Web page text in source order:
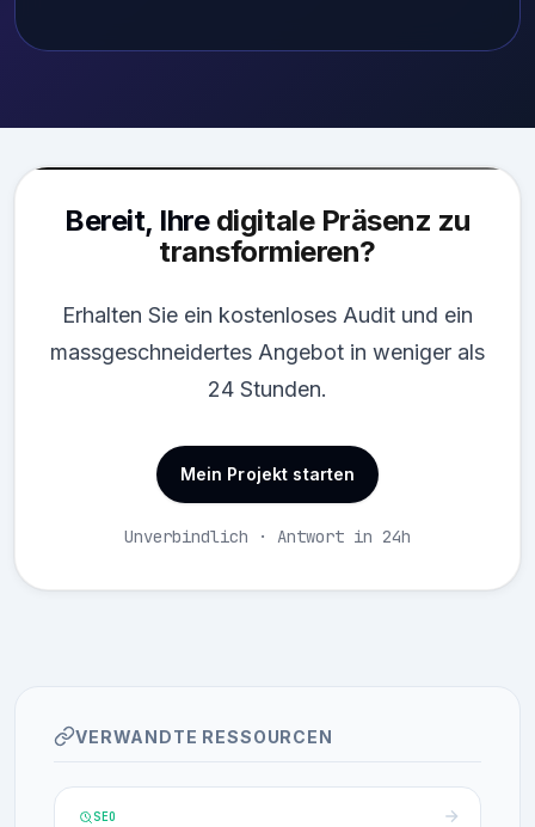
Bereit, Ihre digitale Präsenz zu
transformieren?
Erhalten Sie ein kostenloses Audit und ein
massgeschneidertes Angebot in weniger als
24 Stunden.
Mein Projekt starten
Unverbindlich · Antwort in 24h
VERWANDTE RESSOURCEN
SEO